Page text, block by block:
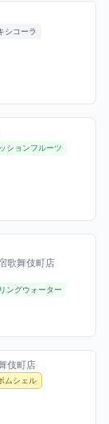
年1月14日
シコーラ
2025年10月29日
ションフルーツ
2025年9月23日
歌舞伎町店
ングウォーター
2025年9月21日
伎町店
ムシェル